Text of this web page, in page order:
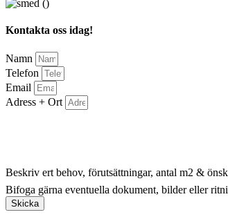
Kontakta oss idag!
Namn
Telefon
Email
Adress + Ort
Beskriv ert behov, förutsättningar, antal m2 &
Bifoga gärna eventuella dokument, bilder eller
Skicka